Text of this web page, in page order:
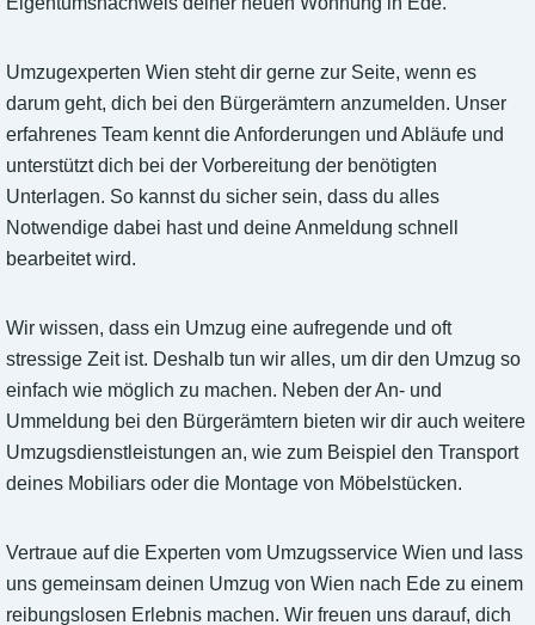
Umzugexperten Wien steht dir gerne zur Seite, wenn es
darum geht, dich bei den Bürgerämtern anzumelden. Unser
erfahrenes Team kennt die Anforderungen und Abläufe und
unterstützt dich bei der Vorbereitung der benötigten
Unterlagen. So kannst du sicher sein, dass du alles
Notwendige dabei hast und deine Anmeldung schnell
bearbeitet wird.
Wir wissen, dass ein Umzug eine aufregende und oft
stressige Zeit ist. Deshalb tun wir alles, um dir den Umzug so
einfach wie möglich zu machen. Neben der An- und
Ummeldung bei den Bürgerämtern bieten wir dir auch weitere
Umzugsdienstleistungen an, wie zum Beispiel den Transport
deines Mobiliars oder die Montage von Möbelstücken.
Vertraue auf die Experten vom Umzugsservice Wien und lass
uns gemeinsam deinen Umzug von Wien nach Ede zu einem
reibungslosen Erlebnis machen. Wir freuen uns darauf, dich